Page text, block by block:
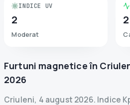
INDICE UV
2
Moderat
2
Furtuni magnetice în
2026
Criuleni, 4 august 2026. Indice